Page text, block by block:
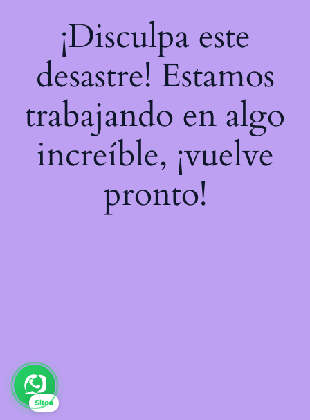
¡Disculpa este
desastre! Estamos
trabajando en algo
increíble, ¡vuelve
pronto!
Sito